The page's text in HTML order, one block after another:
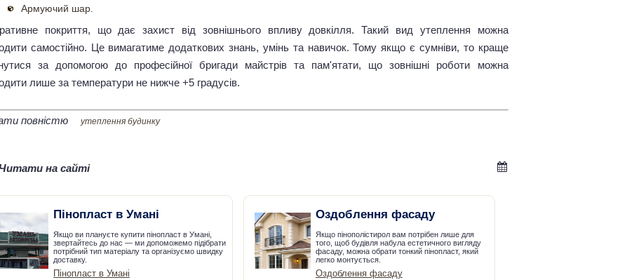
Армуючий шар.
покриття, що дає захист від зовнішнього впливу довкілля. Такий вид утеплення можна
самостійно. Це вимагатиме додаткових знань, умінь та навичок. Тому якщо є сумніви, то краще
за допомогою до професійної бригади майстрів та пам'ятати, що зовнішні роботи можна
лише за температури не нижче +5 градусів.
повністю утеплення будинку
Читати на сайті
Пінопласт в Умані
Якщо ви плануєте купити пінопласт в Умані,
звертайтесь до нас — ми допоможемо підібрати
потрібний тип матеріалу та організуємо швидку
доставку.
Пінопласт в Умані
Оздоблення фасаду
Якщо пінополістирол вам потрібен лише для
того, щоб будівля набула естетичного вигляду
фасаду, можна обрати тонкий пінопласт, який
легко монтується.
Оздоблення фасаду